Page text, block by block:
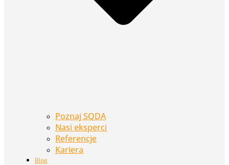
Poznaj SQDA
Nasi eksperci
Referencje
Kariera
Blog